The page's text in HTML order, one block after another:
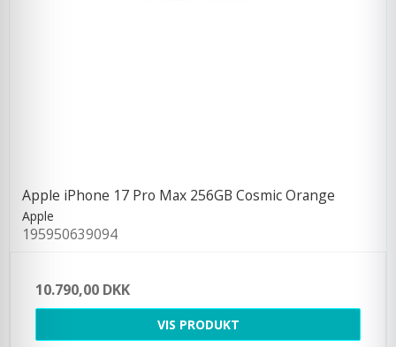
Apple iPhone 17 Pro Max 256GB Cosmic Orange
Apple
195950639094
10.790,00 DKK
VIS PRODUKT